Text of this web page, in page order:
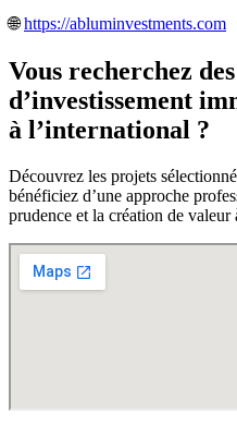
🌐https://abluminvestments.com
Vous recherchez
d’investissement
à l’international ?
Découvrez les projets
bénéficiez d’une approche
prudence et la création de valeur